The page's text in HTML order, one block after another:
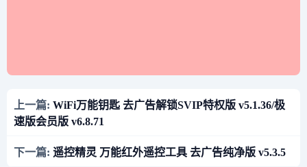
上一篇: WiFi万能钥匙 去广告解锁SVIP特权版 v5.1.36/极
速版会员版 v6.8.71
下一篇: 遥控精灵 万能红外遥控工具 去广告纯净版 v5.3.5